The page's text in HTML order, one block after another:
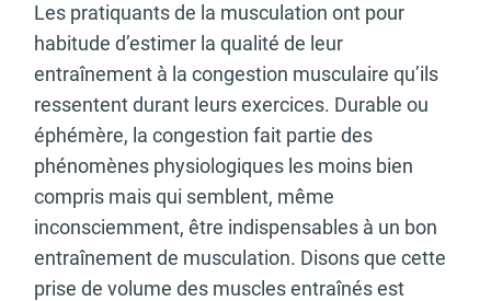
Les pratiquants de la musculation ont pour
habitude d’estimer la qualité de leur
entraînement à la congestion musculaire qu’ils
ressentent durant leurs exercices. Durable ou
éphémère, la congestion fait partie des
phénomènes physiologiques les moins bien
compris mais qui semblent, même
inconsciemment, être indispensables à un bon
entraînement de musculation. Disons que cette
prise de volume des muscles entraînés est